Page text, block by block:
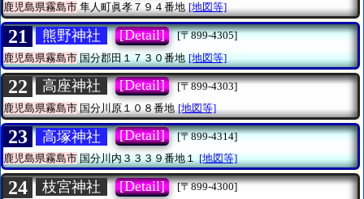
鹿児島県霧島市隼人町眞孝７９４番地 [地図等]
21 熊野神社 [Detail]
[〒899-4305]
鹿児島県霧島市国分郡田１７３０番地 [地図等]
22 高座神社 [Detail]
[〒899-4303]
鹿児島県霧島市 国分川原１０８番地 [地図等]
23 高塚神社 [Detail]
[〒899-4314]
鹿児島県霧島市国分川内３３３９番地１ [地図等]
24 枝宮神社 [Detail]
[〒899-4300]